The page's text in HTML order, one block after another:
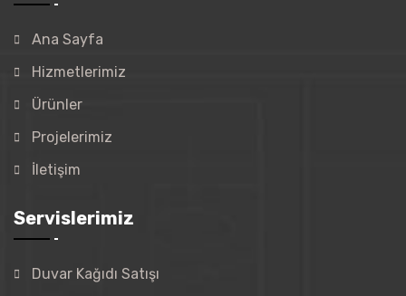
Ana Sayfa
Hizmetlerimiz
Ürünler
Projelerimiz
İletişim
Servislerimiz
Duvar Kağıdı Satışı